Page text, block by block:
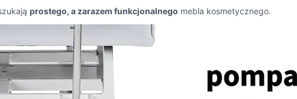
prostego, a zarazem funkcjonalnego mebla kosmetycznego.